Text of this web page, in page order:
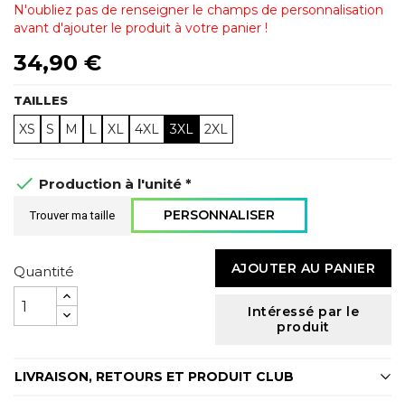
N'oubliez pas de renseigner le champs de personnalisation
avant d'ajouter le produit à votre panier !
34,90 €
TAILLES
XS S M L XL 4XL 3XL 2XL
 Production à l'unité *
Trouver ma taille PERSONNALISER
Quantité AJOUTER AU PANIER
Intéressé par le
produit
LIVRAISON, RETOURS ET PRODUIT CLUB